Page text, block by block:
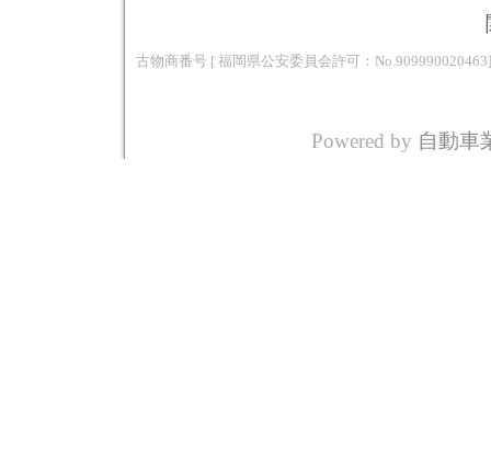
古物商番号 [ 福岡県公安委員会許可：No.909990020463]
Powered by 自動車